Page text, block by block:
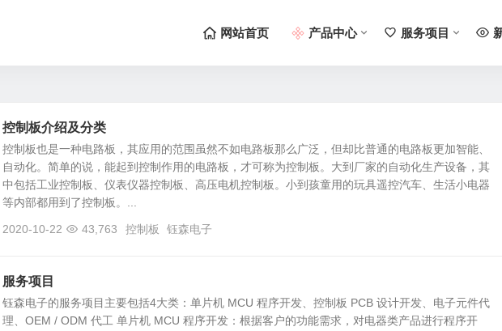
网站首页 产品中心 服务项目
控制板介绍及分类
控制板也是一种电路板，其应用的范围虽然不如电路板那么广泛，但却比普通的电路板更加智能、
自动化。简单的说，能起到控制作用的电路板，才可称为控制板。大到厂家的自动化生产设备，其
中包括工业控制板、仪表仪器控制板、高压电机控制板。小到孩童用的玩具遥控汽车、生活小电器
等内部都用到了控制板。...
2020-10-22 43,763 控制板 钰森电子
服务项目
钰森电子的服务项目主要包括4大类：单片机 MCU 程序开发、控制板 PCB 设计开发、电子元件代
理、OEM / ODM 代工 单片机 MCU 程序开发：根据客户的功能需求，对电器类产品进行程序开